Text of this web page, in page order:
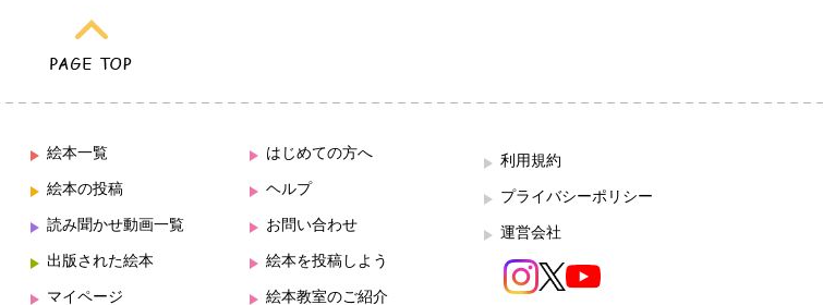
絵本一覧
絵本の投稿
読み聞かせ動画一覧
出版された絵本
マイページ
はじめての方へ
ヘルプ
お問い合わせ
絵本を投稿しよう
絵本教室のご紹介
利用規約
プライバシーポリシー
運営会社